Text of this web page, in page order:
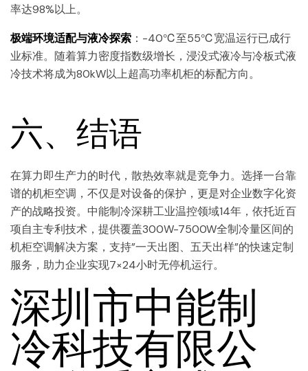
率达98%以上。
极端环境适配与液冷探索 ：-40℃至55℃宽温运行已成行
业标准。随着算力密度指数级增长，浸没式液冷与冷板式液
冷技术将成为80kW以上超高功率机柜的标配方向。
六、结语
在算力即生产力的时代，散热效率就是竞争力。选择一台靠
谱的机柜空调，不仅是对设备的保护，更是对企业数字化资
产的战略投资。中能制冷深耕工业温控领域14年，依托近百
项自主专利技术，提供覆盖300W-7500W全制冷量区间的
机柜空调解决方案，支持”一天出图、五天出样”的快速定制
服务，助力企业实现7×24小时无停机运行。
深圳市中能制
冷科技有限公